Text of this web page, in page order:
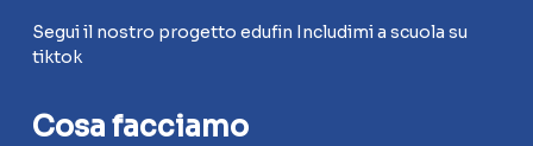
Segui il nostro progetto edufin Includimi a scuola su
tiktok
Cosa facciamo